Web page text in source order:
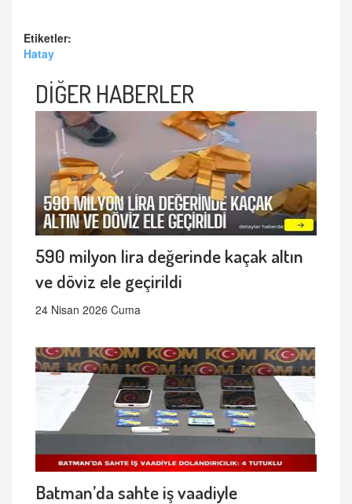
Etiketler:
Hatay
DİĞER HABERLER
590 milyon lira değerinde kaçak altın
ve döviz ele geçirildi
24 Nisan 2026 Cuma
Batman’da sahte iş vaadiyle